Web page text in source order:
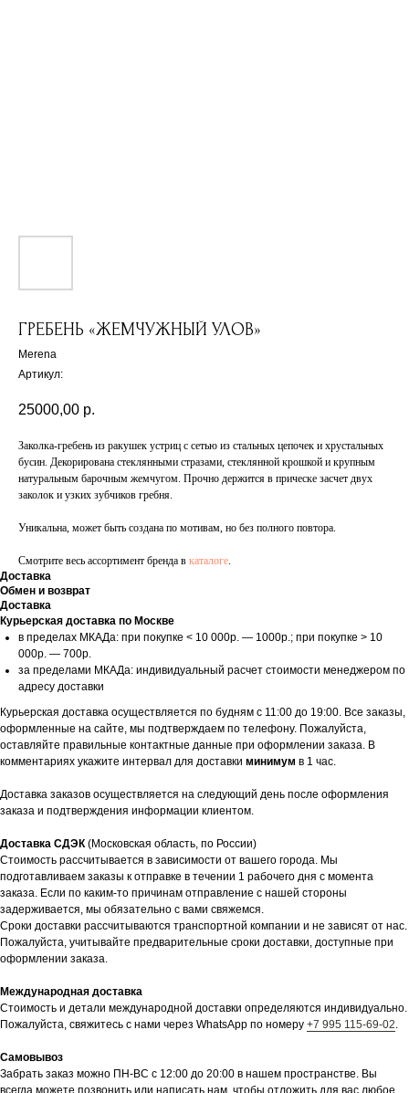
ГРЕБЕНЬ «ЖЕМЧУЖНЫЙ УЛОВ»
Merena
Артикул:
25000,00 р.
Заколка-гребень из ракушек устриц с сетью из стальных цепочек и хрустальных
бусин. Декорирована стеклянными стразами, стеклянной крошкой и крупным
натуральным барочным жемчугом. Прочно держится в прическе засчет двух
заколок и узких зубчиков гребня.
Уникальна, может быть создана по мотивам, но без полного повтора.
Смотрите весь ассортимент бренда в каталоге.
Доставка
Обмен и возврат
Доставка
Курьерская доставка по Москве
в пределах МКАДа: при покупке < 10 000р. — 1000р.; при покупке > 10
000р. — 700р.
за пределами МКАДа: индивидуальный расчет стоимости менеджером по
адресу доставки
Курьерская доставка осуществляется по будням с 11:00 до 19:00. Все заказы,
оформленные на сайте, мы подтверждаем по телефону. Пожалуйста,
оставляйте правильные контактные данные при оформлении заказа. В
комментариях укажите интервал для доставки минимум в 1 час.
Доставка заказов осуществляется на следующий день после оформления
заказа и подтверждения информации клиентом.
Доставка СДЭК(Московская область, по России)
Стоимость рассчитывается в зависимости от вашего города. Мы
подготавливаем заказы к отправке в течении 1 рабочего дня с момента
заказа. Если по каким-то причинам отправление с нашей стороны
задерживается, мы обязательно с вами свяжемся.
Сроки доставки рассчитываются транспортной компании и не зависят от нас.
Пожалуйста, учитывайте предварительные сроки доставки, доступные при
оформлении заказа.
Международная доставка
Стоимость и детали международной доставки определяются индивидуально.
Пожалуйста, свяжитесь с нами через WhatsApp по номеру +7 995 115-69-02.
Самовывоз
Забрать заказ можно ПН-ВС с 12:00 до 20:00 в нашем пространстве. Вы